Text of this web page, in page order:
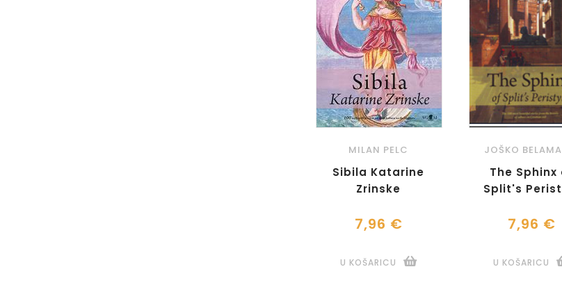
MILAN PELC
Sibila Katarine
Zrinske
7,96 €
U KOŠARICU
JOŠKO
The Sphinx
Split's
7,96 €
U KOŠARICU